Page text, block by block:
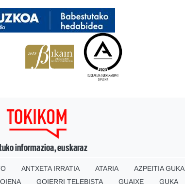
informazioa, euskaraz
ANTXETA IRRATIA ATARIA AZPEITIA GUKA
GOIERRI TELEBISTA GUAIXE GUKA